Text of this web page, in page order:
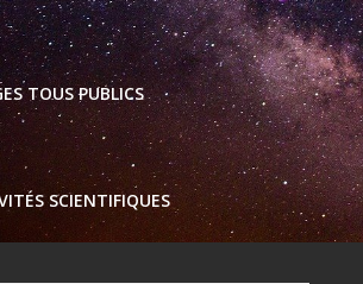
TOUS PUBLICS
SCIENTIFIQUES